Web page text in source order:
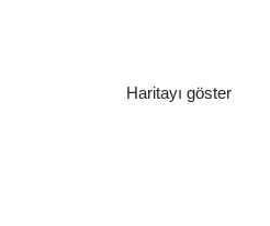
Haritayı göster